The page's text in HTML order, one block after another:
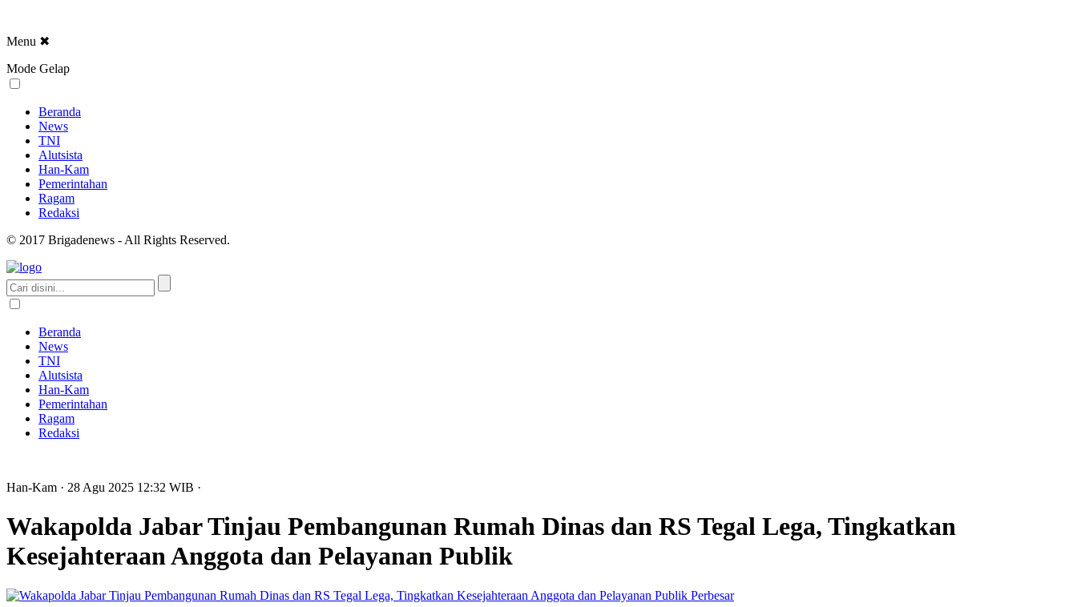
Menu ✖
Mode Gelap
Beranda
News
TNI
Alutsista
Han-Kam
Pemerintahan
Ragam
Redaksi
© 2017 Brigadenews - All Rights Reserved.
Beranda
News
TNI
Alutsista
Han-Kam
Pemerintahan
Ragam
Redaksi
Han-Kam · 28 Agu 2025 12:32 WIB ·
Wakapolda Jabar Tinjau Pembangunan Rumah Dinas dan RS Tegal Lega, Tingkatkan
Kesejahteraan Anggota dan Pelayanan Publik
Perbesar